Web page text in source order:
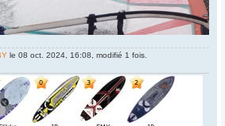
le 08 oct. 2024, 16:08, modifié 1 fois.